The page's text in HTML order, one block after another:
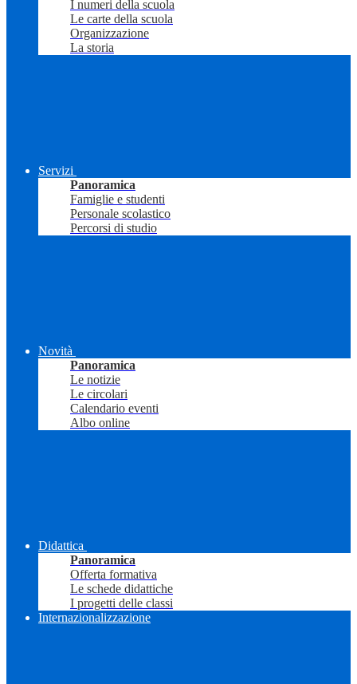
I numeri della scuola
Le carte della scuola
Organizzazione
La storia
Servizi
Panoramica
Famiglie e studenti
Personale scolastico
Percorsi di studio
Novità
Panoramica
Le notizie
Le circolari
Calendario eventi
Albo online
Didattica
Panoramica
Offerta formativa
Le schede didattiche
I progetti delle classi
Internazionalizzazione